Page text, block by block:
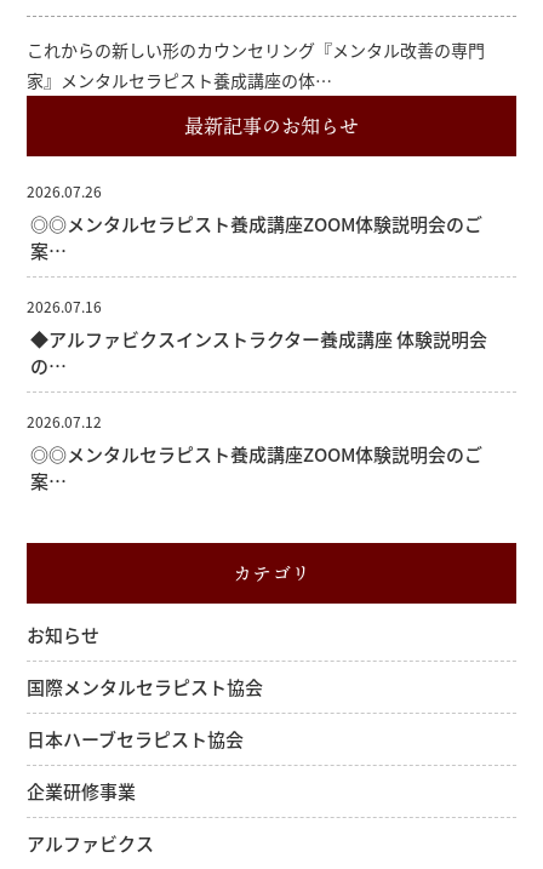
これからの新しい形のカウンセリング『メンタル改善の専門
家』メンタルセラピスト養成講座の体…
最新記事のお知らせ
2026.07.26
◎◎メンタルセラピスト養成講座ZOOM体験説明会のご
案…
2026.07.16
◆アルファビクスインストラクター養成講座 体験説明会
の…
2026.07.12
◎◎メンタルセラピスト養成講座ZOOM体験説明会のご
案…
カテゴリ
お知らせ
国際メンタルセラピスト協会
日本ハーブセラピスト協会
企業研修事業
アルファビクス